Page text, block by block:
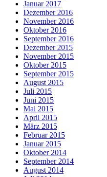
Januar 2017
Dezember 2016
November 2016
Oktober 2016
September 2016
Dezember 2015
November 2015
Oktober 2015
September 2015
August 2015
Juli 2015
Juni 2015
Mai 2015
April 2015
März 2015
Februar 2015
Januar 2015
Oktober 2014
September 2014
August 2014